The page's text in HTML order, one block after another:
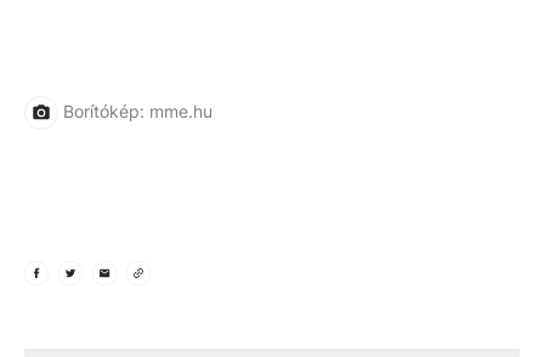
Borítókép: mme.hu